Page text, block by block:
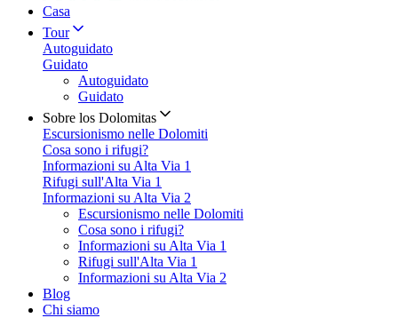
Casa
Tour
Autoguidato
Guidato
Autoguidato
Guidato
Sobre los Dolomitas
Escursionismo nelle Dolomiti
Cosa sono i rifugi?
Informazioni su Alta Via 1
Rifugi sull'Alta Via 1
Informazioni su Alta Via 2
Escursionismo nelle Dolomiti
Cosa sono i rifugi?
Informazioni su Alta Via 1
Rifugi sull'Alta Via 1
Informazioni su Alta Via 2
Blog
Chi siamo